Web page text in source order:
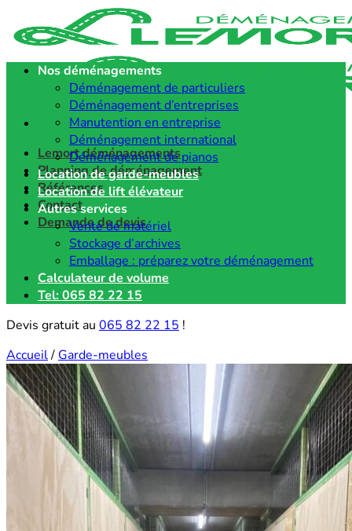
au
contenu
Lemort déménagements
Planning de déménagement
Références
Contact
Demande de devis
Nos déménagements
Déménagement de particuliers
Déménagement d’entreprises
Manutention en entreprise
Déménagement international
Déménagement de pianos
Location de garde-meubles
Location de lift élévateur
Autres services
Vente de matériel
Stockage d’archives
Emballage : préparez votre déménagement
Calculateur de volume
Tel: 065 82 22 15
Devis gratuit au 065 82 22 15 !
Accueil/ Garde-meubles